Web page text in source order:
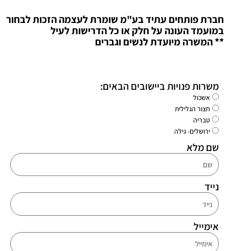
חברת פותחים עתיד בע"מ שומרת לעצמה הזכות לבחור
במועמד העונה על חלק או כל הדרישות לעיל
** המשרה מיועדת לנשים וגברים
משרות פנויות ביישובים הבאים:
אשכול
חצור הגלילית
טבריה
ירושלים- גילה
שם מלא
נייד
אימייל